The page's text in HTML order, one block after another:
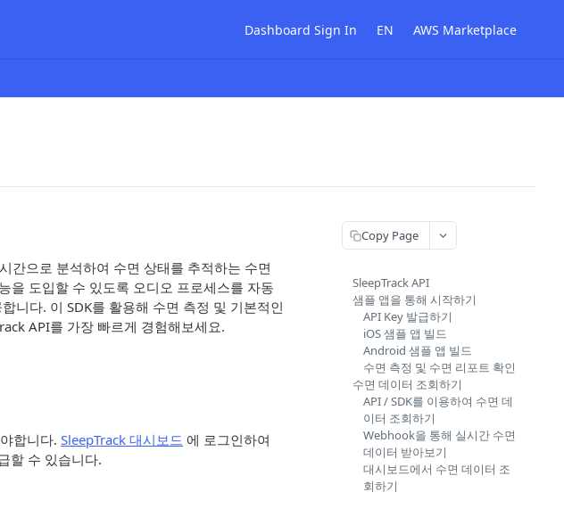
Dashboard Sign In EN AWS Marketplace
간으로 분석하여 수면 상태를 추적하는 수면
을 도입할 수 있도록 오디오 프로세스를 자동
니다. 이 SDK를 활용해 수면 측정 및 기본적인
API를 가장 빠르게 경험해보세요.
합니다. SleepTrack 대시보드 에 로그인하여
할 수 있습니다.
Copy Page
SleepTrack API
샘플 앱을 통해 시작하기
API Key 발급하기
iOS 샘플 앱 빌드
Android 샘플 앱 빌드
수면 측정 및 수면 리포트 확인
수면 데이터 조회하기
API / SDK를 이용하여 수면 데
이터 조회하기
Webhook을 통해 실시간 수면
데이터 받아보기
대시보드에서 수면 데이터 조
회하기